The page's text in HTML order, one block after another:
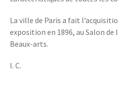
La ville de Paris a fait
exposition en 1896, au Salon
Beaux-arts.
I. C.